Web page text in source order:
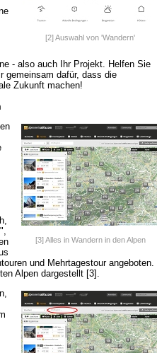
[2] Auswahl von 'Wandern'
- also auch Ihr Projekt. Helfen Sie
gemeinsam dafür, dass die
Zukunft machen!
[3] Alles in Wandern in den Alpen
und Mehrtagestour angeboten.
Alpen dargestellt [3].